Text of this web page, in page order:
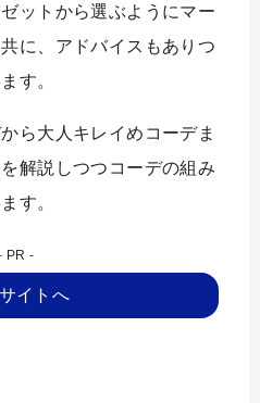
ットから選ぶようにマー
に、アドバイスもありつ
す。
ら大人キレイめコーデま
解説しつつコーデの組み
す。
イトへ